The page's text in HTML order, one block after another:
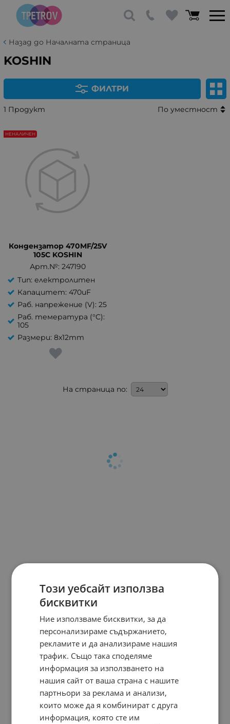
Назад до Началната страница
KOSHIN
ФИЛТРИ
1 Продукт По уместност
Кондензатор 470MF/25V
105C KOSHIN
Арт.№: 247190
Тип: електролитен
Капацитет: 470uF
Раб. напрежение (V): 25
Раб. темература (°C):
105
Размери: 8x12mm
НЕНАЛИЧЕН
На страница по:
Този уебсайт използва
бисквитки
Ние използваме бисквитки, за да
персонализираме съдържанието,
рекламите и да анализираме нашия
трафик. Също така споделяме
информация за използването на
нашия сайт от ваша страна с нашите
партньори за реклама и анализи,
които може да я комбинират с друга
информация, която сте им